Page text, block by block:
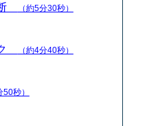
（約5分30秒）
（約4分40秒）
50秒）